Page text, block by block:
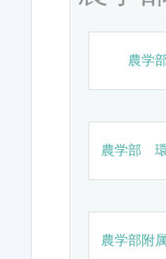
農学
農学部
農学部附